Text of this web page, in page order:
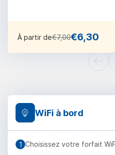
À partir de€7,00€6,30
WiFi à bord
Choisissez votre forfait